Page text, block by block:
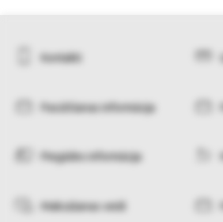
Kontakti
Pasūtīšanas informācija
Piegādes informācija
Maksāšanas veidi